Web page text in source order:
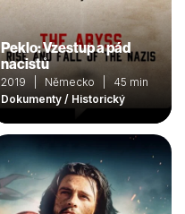
Peklo: Vzestup a pád
nacistů
2019 | Německo | 45 min
Dokumenty / Historický